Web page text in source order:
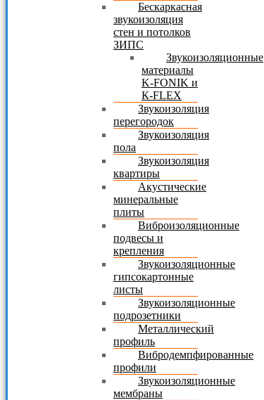
Бескаркасная
звукоизоляция
стен и потолков
ЗИПС
Звукоизоляционные
материалы
K-FONIK и
К-FLEX
Звукоизоляция
перегородок
Звукоизоляция
пола
Звукоизоляция
квартиры
Акустические
минеральные
плиты
Виброизоляционные
подвесы и
крепления
Звукоизоляционные
гипсокартонные
листы
Звукоизоляционные
подрозетники
Металлический
профиль
Вибродемпфированные
профили
Звукоизоляционные
мембраны